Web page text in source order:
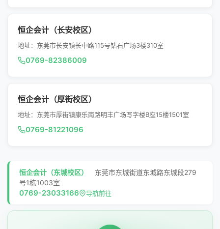
恒企会计（长安校区）
地址：东莞市长安镇长中路115号钻石广场3楼310室
0769-82386009
恒企会计（厚街校区）
地址：东莞市厚街镇康乐南路明丰广场写字楼B座15楼1501室
0769-81221096
恒企会计（东城校区）
东莞市东城街道东城路东城段279
号1栋1003室
0769-23033166 导航前往